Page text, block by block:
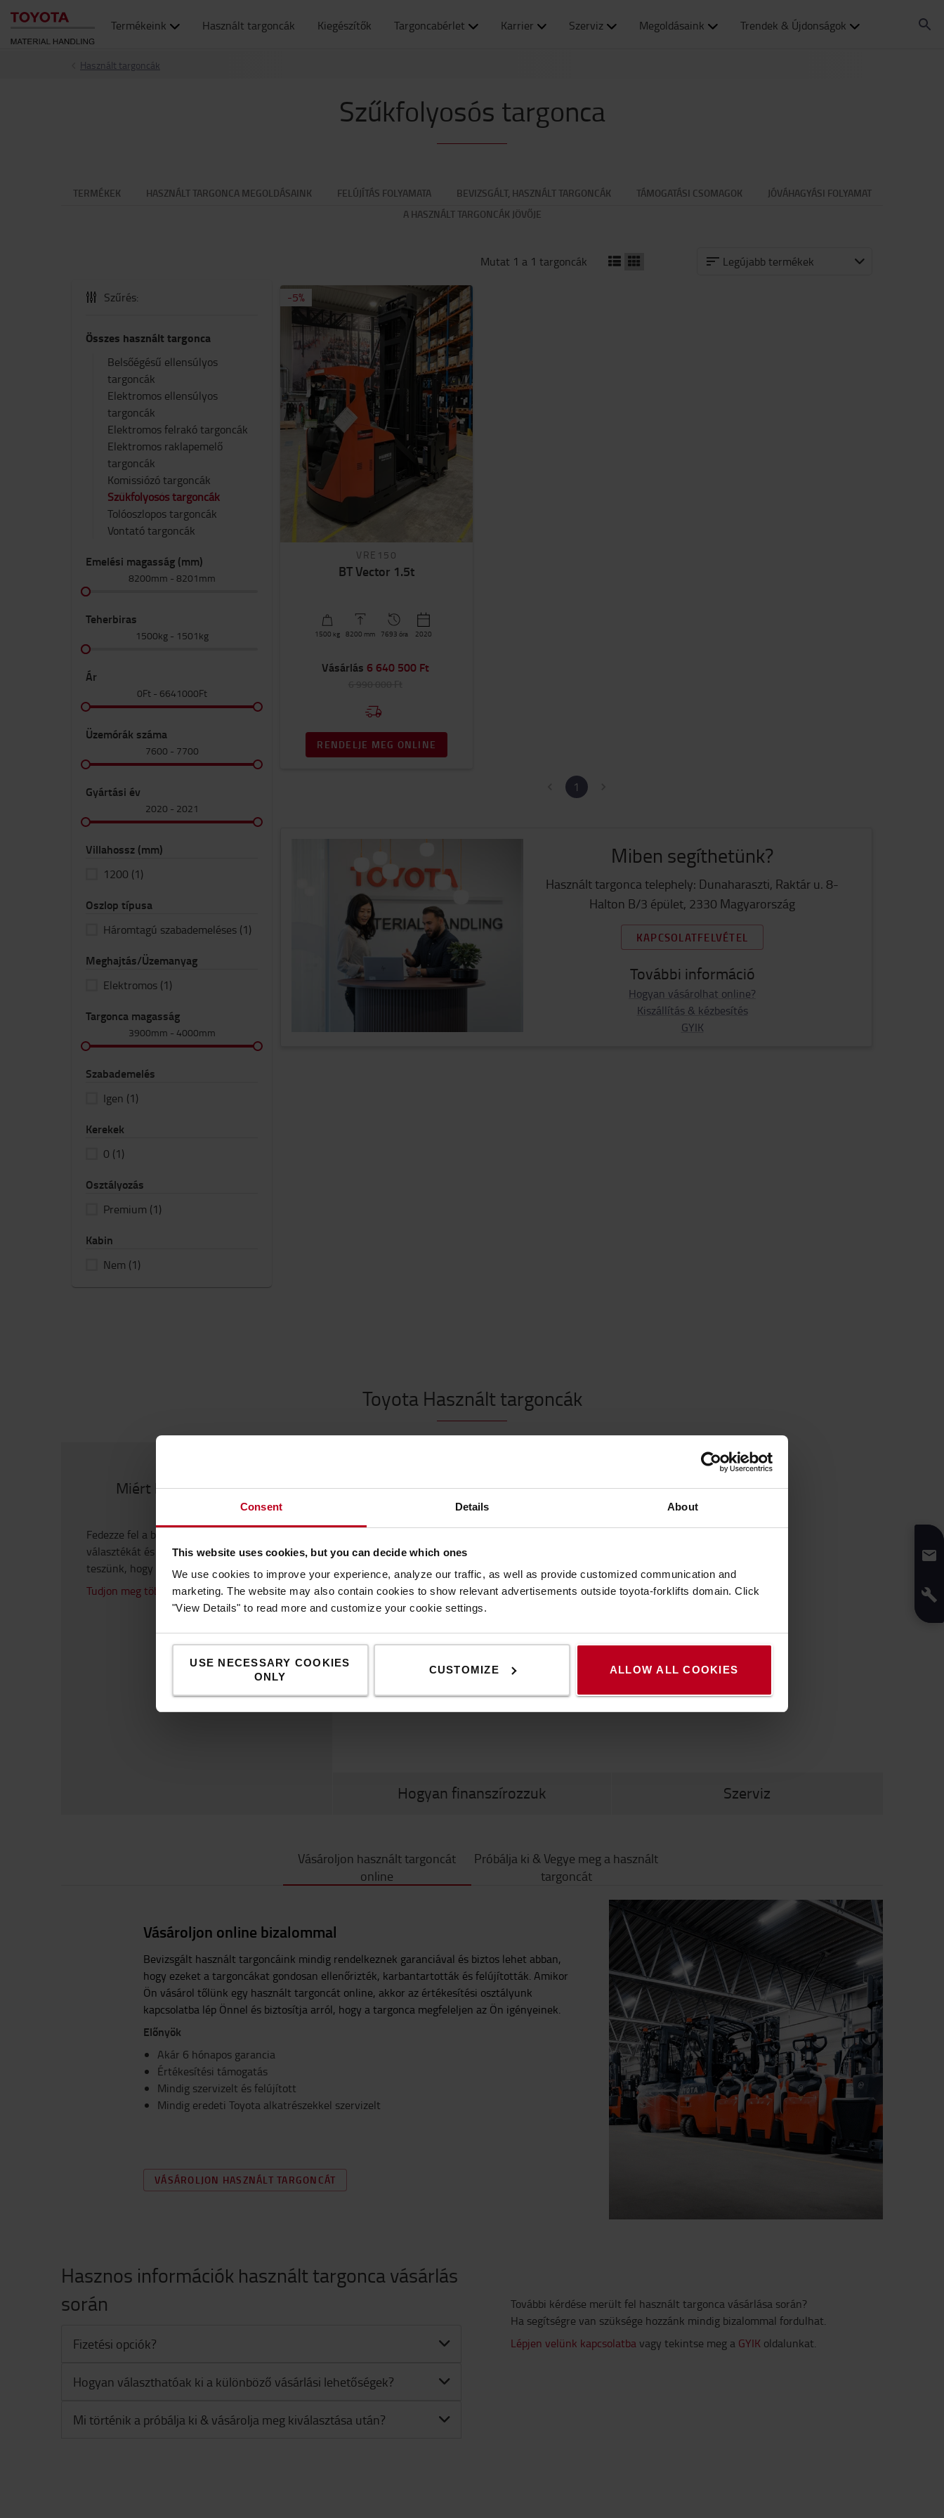
Consent Details About
This website uses cookies, but you can decide which ones
We use cookies to improve your experience, analyze our traffic, as well as provide customized communication and
marketing. The website may also contain cookies to show relevant advertisements outside toyota-forklifts domain. Click
"View Details" to read more and customize your cookie settings.
USE NECESSARY COOKIES
ONLY
CUSTOMIZE ALLOW ALL COOKIES
Termékeink Használt targoncák Kiegészítők Targoncabérlet Karrier Szerviz Megoldásaink Trendek & Újdonságok
Használt targoncák
Szűkfolyosós targonca
TERMÉKEK HASZNÁLT TARGONCA MEGOLDÁSAINK FELÚJÍTÁS FOLYAMATA BEVIZSGÁLT, HASZNÁLT TARGONCÁK TÁMOGATÁSI CSOMAGOK
JÓVÁHAGYÁSI FOLYAMAT
A HASZNÁLT TARGONCÁK JÖVŐJE
Szűrés:
Összes használt targonca
Belsőégésű ellensúlyos
targoncák
Elektromos ellensúlyos
targoncák
Elektromos felrakó targoncák
Elektromos raklapemelő
targoncák
Komissiózó targoncák
Szűkfolyosós targoncák
Tolóoszlopos targoncák
Vontató targoncák
Emelési magasság (mm)
8200mm - 8201mm
Teherbiras
1500kg- 1501kg
Ár
0Ft- 6641000Ft
Üzemórák száma
7600 - 7700
Gyártási év
2020 - 2021
Villahossz (mm)
1200 (1)
Oszlop típusa
Háromtagú szabademeléses (1)
Meghajtás/Üzemanyag
Elektromos (1)
Targonca magasság
3900mm - 4000mm
Szabademelés
Igen (1)
Kerekek
0 (1)
Osztályozás
Premium (1)
Kabin
Nem (1)
Mutat 1 a 1 targoncák Legújabb termékek
-5%
VRE150
BT Vector 1.5t
1500 kg 8200 mm 7693 óra 2020
Vásárlás 6 640 500 Ft
RENDELJE MEG ONLINE
1
Miben segíthetünk?
Használt targonca telephely: Dunaharaszti, Raktár u. 8-
Halton B/3 épület, 2330 Magyarország
KAPCSOLATFELVÉTEL
További információ
Hogyan vásárolhat online?
Kiszállítás & kézbesítés
GYIK
Toyota Használt targoncák
Miért használt targoncát
Fedezze fel a bevizsgált használt targoncák
választékát és azt az erőfeszítést, amit
teszünk, hogy garantáljuk a minőséget.
Tudjon meg többet
Hogyan finanszírozzuk
költségvetéséhez legjobban igazodó targoncát és válassza
ki a fizetés módját.
Szerviz
technikus. 24 órás alkatrész kiszállítás. Közvetlenül
Vásároljon használt targoncát
online
Próbálja ki & Vegye meg a használt
targoncát
Vásároljon online bizalommal
Bevizsgált használt targoncáink mindig rendelkeznek garanciával és biztos lehet abban,
hogy ezeket a targoncákat gondosan ellenőrizték, karbantartották és felújították. Amikor
Ön vásárol tőlünk egy használt targoncát online, akkor az értékesítési osztályunk
kapcsolatba lép Önnel és biztosítja arról, hogy a targonca megfeleljen az Ön igényeinek.
Előnyök
Akár 6 hónapos garancia
Értékesítési támogatás
Mindig szervizelt és felújított
Mindig eredeti Toyota alkatrészekkel szervizelt
VÁSÁROLJON HASZNÁLT TARGONCÁT
Hasznos információk használt targonca vásárlás
során
Fizetési opciók?
Hogyan választhatóak ki a különböző vásárlási lehetőségek?
Mi történik a próbálja ki & vásárolja meg kiválasztása után?
További kérdése merült fel használt targonca vásárlása során?
Ha segítségre van szüksége hozzánk mindig bizalommal fordulhat.
Lépjen velünk kapcsolatbavagy tekintse meg a GYIK oldalunkat.